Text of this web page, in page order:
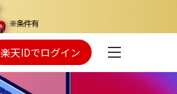
楽天IDでログイン